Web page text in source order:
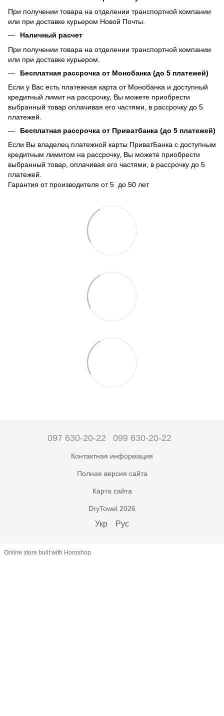
При получении товара на отделении транспортной компании
или при доставке курьером Новой Почты.
Наличный расчет
При получении товара на отделении транспортной компании
или при доставке курьером.
Бесплатная рассрочка от Монобанка (до 5 платежей)
Если у Вас есть платежная карта от Монобанка и доступный
кредитный лимит на рассрочку, Вы можете приобрести
выбранный товар оплачивая его частями, в рассрочку до 5
платежей.
Бесплатная рассрочка от Приватбанка (до 5 платежей)
Если Вы владелец платежной карты ПриватБанка с доступным
кредитным лимитом на рассрочку, Вы можете приобрести
выбранный товар, оплачивая его частями, в рассрочку до 5
платежей.
Гарантия от производителя от 5 до 50 лет
097 630-20-22 099 630-20-22
Контактная информация
Полная версия сайта
Карта сайта
DryTowel 2026
Укр Рус
Online store built with Horoshop